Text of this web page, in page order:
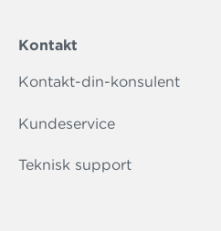
Kontakt
Kontakt-din-konsulent
Kundeservice
Teknisk support